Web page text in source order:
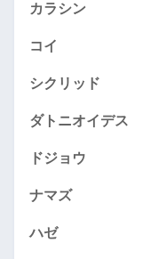
カラシン
コイ
シクリッド
ダトニオイデス
ドジョウ
ナマズ
ハゼ